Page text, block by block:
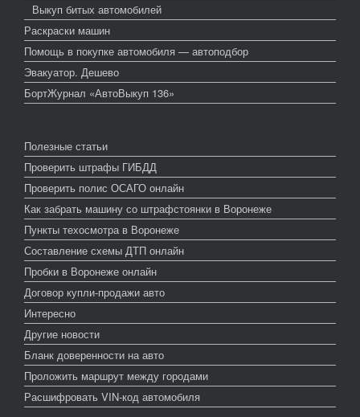
Выкуп битых автомобилей
Раскраски машин
Помощь в покупке автомобиля — автоподбор
Эвакуатор. Дешево
БортЖурнал «АвтоВыкуп 136»
Полезные статьи
Проверить штрафы ГИБДД
Проверить полис ОСАГО онлайн
Как забрать машину со штрафстоянки в Воронеже
Пункты техосмотра в Воронеже
Составление схемы ДТП онлайн
Пробки в Воронеже онлайн
Договор купли-продажи авто
Интересно
Другие новости
Бланк доверенности на авто
Проложить маршрут между городами
Расшифровать VIN-код автомобиля